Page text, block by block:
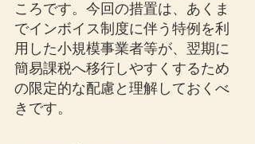
ころです。今回の措置は、あくま
でインボイス制度に伴う特例を利
用した小規模事業者等が、翌期に
簡易課税へ移行しやすくするため
の限定的な配慮と理解しておくべ
きです。